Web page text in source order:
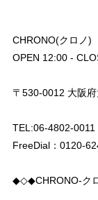
CHRONO(クロノ)
OPEN 12:00 -
〒530-0012 大阪
新星
TEL:06-4802-0011
FreeDial：0120-
◆◇◆CHRONO-ク